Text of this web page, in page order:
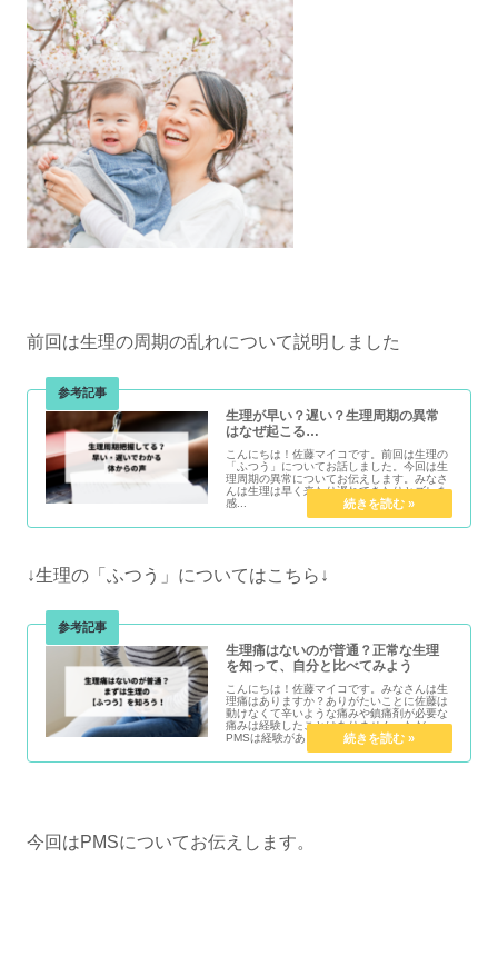
前回は生理の周期の乱れについて説明しました
生理が早い？遅い？生理周期の異常
はなぜ起こる…
こんにちは！佐藤マイコです。前回は生理の
「ふつう」についてお話しました。今回は生
理周期の異常についてお伝えします。みなさ
んは生理は早く来たり遅れてきたりとズレを
感...
↓生理の「ふつう」についてはこちら↓
生理痛はないのが普通？正常な生理
を知って、自分と比べてみよう
こんにちは！佐藤マイコです。みなさんは生
理痛はありますか？ありがたいことに佐藤は
動けなくて辛いような痛みや鎮痛剤が必要な
痛みは経験したことはありません。ただ、
PMSは経験があり生理前...
今回はPMSについてお伝えします。